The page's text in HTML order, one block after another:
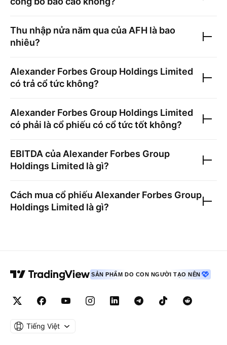
Thu nhập nửa năm qua của AFH là bao
nhiêu?
Alexander Forbes Group Holdings Limited
có trả cổ tức không?
Alexander Forbes Group Holdings Limited
có phải là cổ phiếu có cổ tức tốt không?
EBITDA của Alexander Forbes Group
Holdings Limited là gì?
Cách mua cổ phiếu Alexander Forbes Group
Holdings Limited là gì?
SẢN PHẨM DO CON NGƯỜI TẠO NÊN
Tiếng Việt